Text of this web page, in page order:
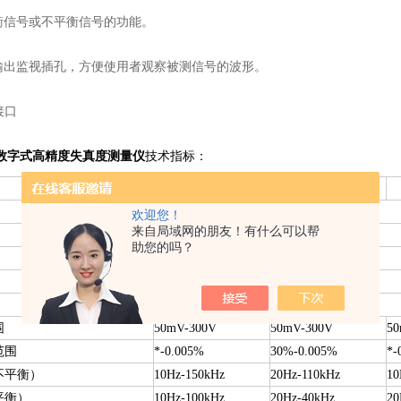
欢迎您！
来自局域网的朋友！有什么可以帮
助您的吗？
号或不平衡信号的功能。
监视插孔，方便使用者观察被测信号的波形。
口
字式高精度失真度测量仪技术指标：
型号
240*128 LCD数字显示
100kΩ//100pF
失真度测量
50mV-300V 50mV-300V
围
*-0.005% 30%-0.005%
*-
衡）
10Hz-150kHz 20Hz-110kHz
）
10Hz-100kHz 20Hz-40kHz